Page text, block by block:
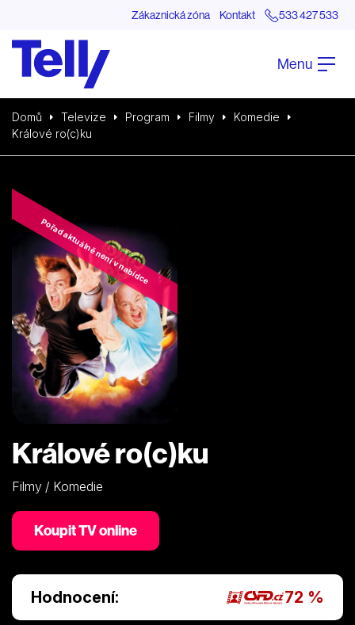
Zákaznická zóna Kontakt 533 427 533
Menu
Domů Televize Program Filmy
Komedie
Králové ro(c)ku
Pořad aktuálně není v nabídce
Králové ro(c)ku
Filmy / Komedie
Koupit TV online
Hodnocení: 72 %